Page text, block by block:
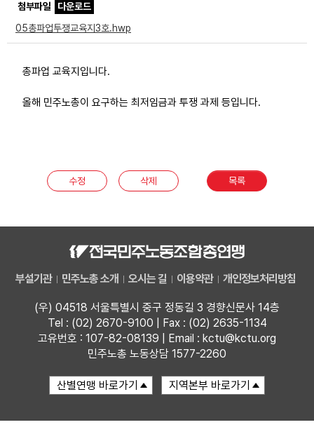
첨부파일
다운로드
05총파업투쟁교육지3호.hwp
총파업 교육지입니다.
올해 민주노총이 요구하는 최저임금과 투쟁 과제 등입니다.
수정 삭제 목록
부설기관 민주노총 소개 오시는 길 이용약관 개인정보처리방침
(우) 04518 서울특별시 중구 정동길 3 경향신문사 14층
Tel : (02) 2670-9100 | Fax : (02) 2635-1134
고유번호 : 107-82-08139 | Email : kctu@kctu.org
민주노총 노동상담 1577-2260
문서자료
미디어자료